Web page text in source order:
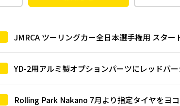
JMRCA ツーリングカー全日本選手権用 スター
YD-2用アルミ製オプションパーツにレッドバー
Rolling Park Nakano 7月より指定タイヤをヨ